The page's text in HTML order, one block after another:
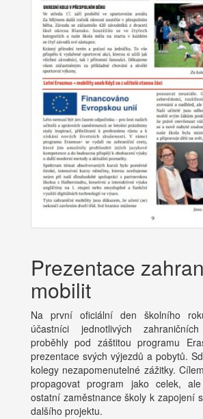
Prezentace
mobilit
Na první oficiální den školního
účastníci jednotlivých
proběhly pod záštitou programu
prezentace svých výjezdů a pobytů.
kolegy nezapomenutelné zážitky.
propagovat program jako celek,
ostatní zaměstnance školy k zapojení
dalšího projektu.